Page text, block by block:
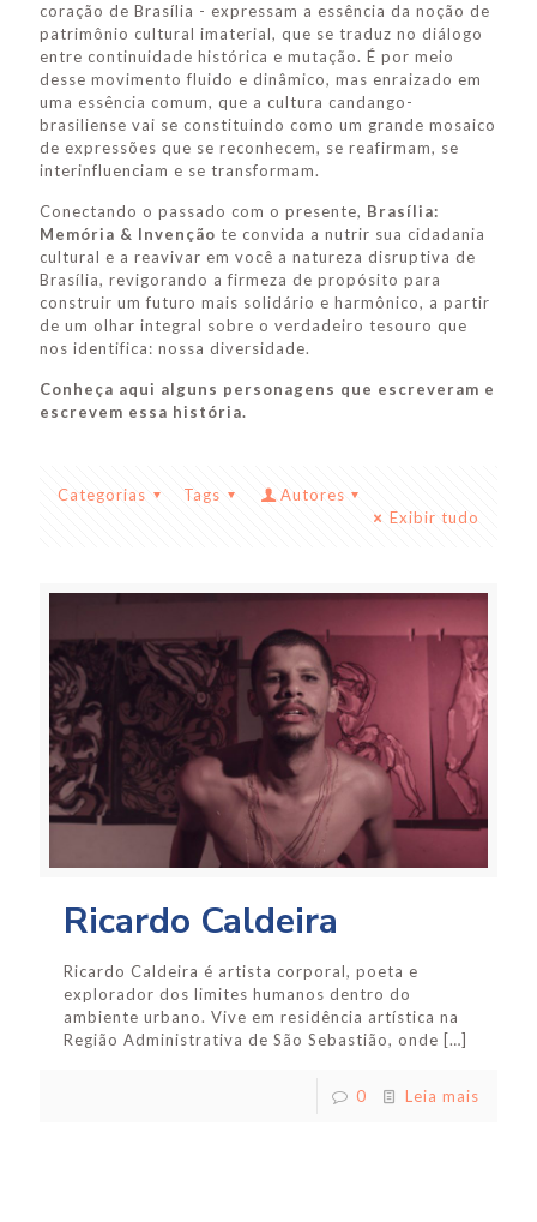
coração de Brasília - expressam a essência da noção de
patrimônio cultural imaterial, que se traduz no diálogo
entre continuidade histórica e mutação. É por meio
desse movimento fluido e dinâmico, mas enraizado em
uma essência comum, que a cultura candango-
brasiliense vai se constituindo como um grande mosaico
de expressões que se reconhecem, se reafirmam, se
interinfluenciam e se transformam.
Conectando o passado com o presente, Brasília:
Memória & Invenção te convida a nutrir sua cidadania
cultural e a reavivar em você a natureza disruptiva de
Brasília, revigorando a firmeza de propósito para
construir um futuro mais solidário e harmônico, a partir
de um olhar integral sobre o verdadeiro tesouro que
nos identifica: nossa diversidade.
Conheça aqui alguns personagens que escreveram e
escrevem essa história.
Categorias Tags
Autores
Exibir tudo
Ricardo Caldeira
Ricardo Caldeira é artista corporal, poeta e
explorador dos limites humanos dentro do
ambiente urbano. Vive em residência artística na
Região Administrativa de São Sebastião, onde […]
0 Leia mais